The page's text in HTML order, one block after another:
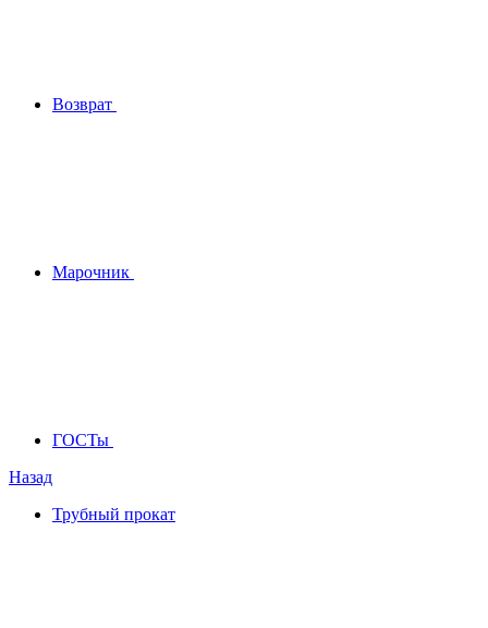
Возврат
Марочник
ГОСТы
Назад
Трубный прокат